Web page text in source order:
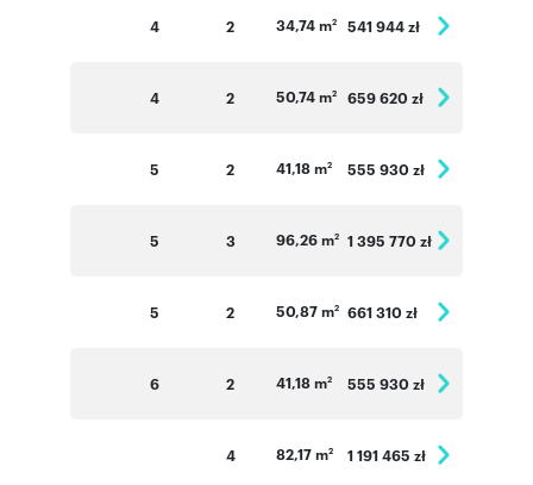
4 2 34,74 m2 541 944 zł
4 2 50,74 m2 659 620 zł
5 2 41,18 m2 555 930 zł
5 3 96,26 m2 1 395 770 zł
5 2 50,87 m2 661 310 zł
6 2 41,18 m2 555 930 zł
4 82,17 m2 1 191 465 zł